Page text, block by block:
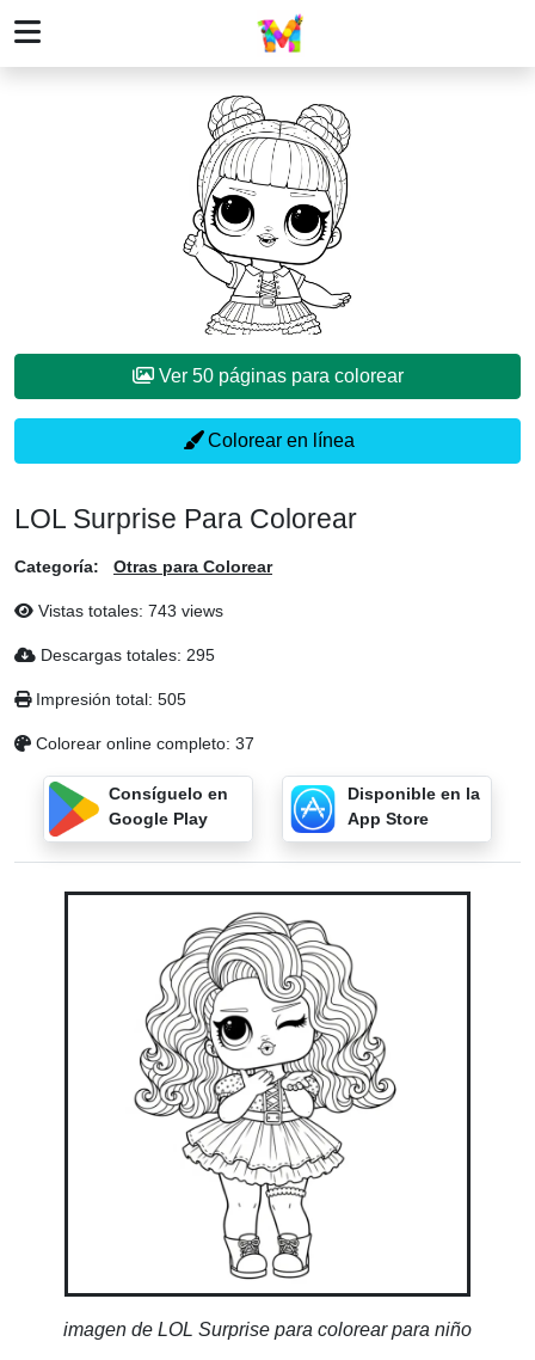
Ver 50 páginas para colorear
Colorear en línea
LOL Surprise Para Colorear
Categoría: Otras para Colorear
Vistas totales: 743 views
Descargas totales: 295
Impresión total: 505
Colorear online completo: 37
Consíguelo en
Google Play
Disponible en la
App Store
imagen de LOL Surprise para colorear para niño